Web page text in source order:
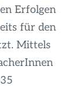
Erfolgen
für den
Mittels